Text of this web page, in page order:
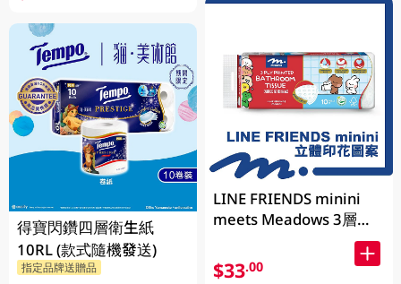
得寶閃鑽四層衛生紙
10RL (款式隨機發送)
指定品牌送贈品
LINE FRIENDS minini
meets Meadows 3層立
體印花衛生紙 170g x 10
卷 (包裝隨機發送)
$33.00